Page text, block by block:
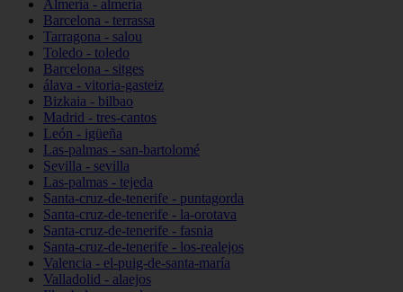
Almería - almería
Barcelona - terrassa
Tarragona - salou
Toledo - toledo
Barcelona - sitges
álava - vitoria-gasteiz
Bizkaia - bilbao
Madrid - tres-cantos
León - igüeña
Las-palmas - san-bartolomé
Sevilla - sevilla
Las-palmas - tejeda
Santa-cruz-de-tenerife - puntagorda
Santa-cruz-de-tenerife - la-orotava
Santa-cruz-de-tenerife - fasnia
Santa-cruz-de-tenerife - los-realejos
Valencia - el-puig-de-santa-maría
Valladolid - alaejos